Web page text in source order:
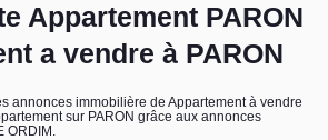
Appartement PARON
a vendre à PARON
annonces immobilière de Appartement à vendre
sur PARON grâce aux annonces
ORDIM.